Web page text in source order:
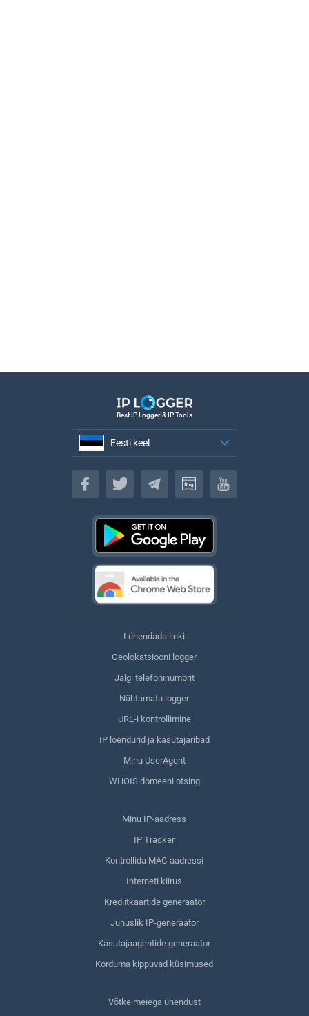
Best IP Logger & IP Tools
Eesti keel
Eesti keel
Lühendada linki
Geolokatsiooni logger
Jälgi telefoninumbrit
Nähtamatu logger
URL-i kontrollimine
IP loendurid ja kasutajaribad
Minu UserAgent
WHOIS domeeni otsing
Minu IP-aadress
IP Tracker
Kontrollida MAC-aadressi
Interneti kiirus
Krediitkaartide generaator
Juhuslik IP-generaator
Kasutajaagentide generaator
Korduma kippuvad küsimused
Võtke meiega ühendust